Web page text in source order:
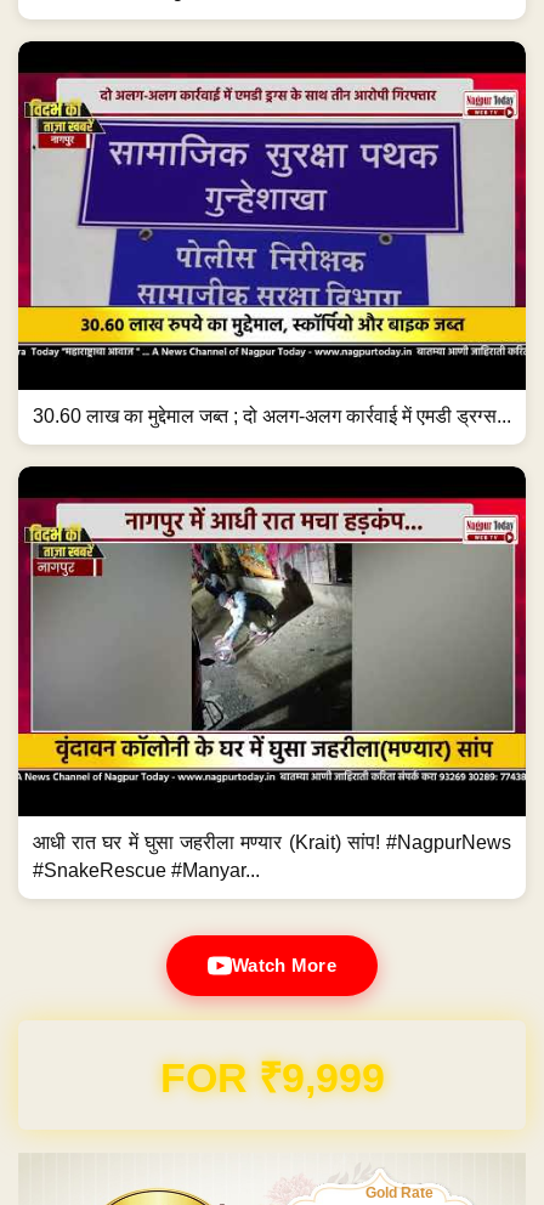
30.60 लाख का मुद्देमाल जब्त ; दो अलग-अलग कार्रवाई में एमडी ड्रग्स...
आधी रात घर में घुसा जहरीला मण्यार (Krait) सांप! #NagpurNews
#SnakeRescue #Manyar...
Watch More
Domain & Hosting FREE for 1 Year
Gold Rate